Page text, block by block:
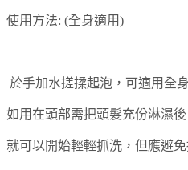
使用方法: (全身適用)
於手加水搓揉起泡，可適用全
如用在頭部需把頭髮充份淋濕
就可以開始輕輕抓洗，但應避